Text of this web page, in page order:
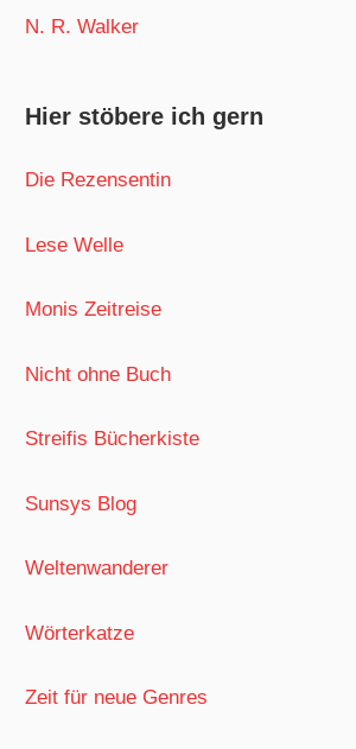
N. R. Walker
Hier stöbere ich gern
Die Rezensentin
Lese Welle
Monis Zeitreise
Nicht ohne Buch
Streifis Bücherkiste
Sunsys Blog
Weltenwanderer
Wörterkatze
Zeit für neue Genres